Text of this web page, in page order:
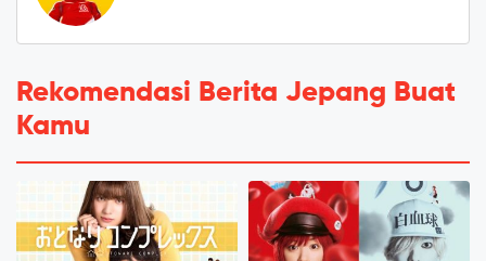
Rekomendasi Berita Jepang Buat
Kamu